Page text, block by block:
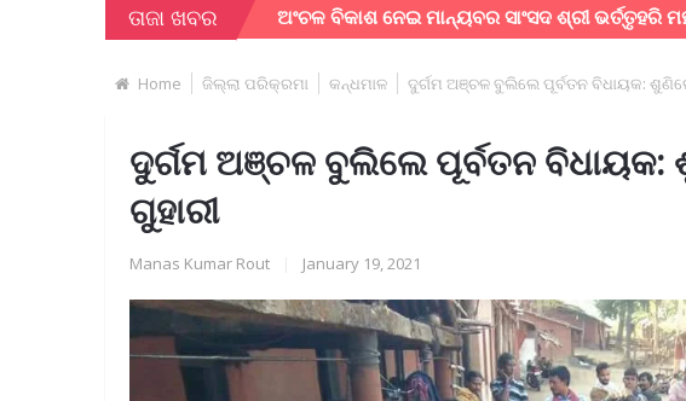
ତାଜା ଖବର
କଲେ ଜିଲ୍ଲାପାଳ। ଅଂଚଳ ବିକାଶ ନେଇ ମାନ୍ୟବର ସାଂସଦ ଶ୍ରୀ ଭର୍ତ୍ତୃହରି
Home ଜିଲ୍ଲା ପରିକ୍ରମା କନ୍ଧମାଳ ଦୁର୍ଗମ ଅଞ୍ଚଳ ବୁଲିଲେ ପୂର୍ବତନ ବିଧାୟକ:
ଦୁର୍ଗମ ଅଞ୍ଚଳ ବୁଲିଲେ ପୂର୍ବତନ
ଗୁହାରୀ
Manas Kumar Rout January 19, 2021